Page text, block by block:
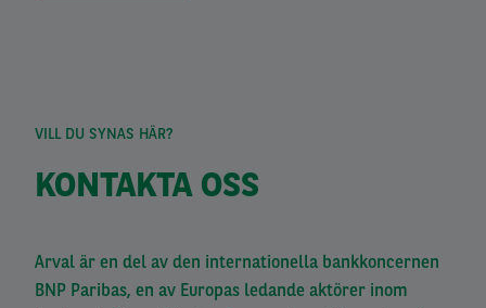
VILL DU SYNAS HÄR?
KONTAKTA OSS
Arval är en del av den internationella bankkoncernen
BNP Paribas, en av Europas ledande aktörer inom